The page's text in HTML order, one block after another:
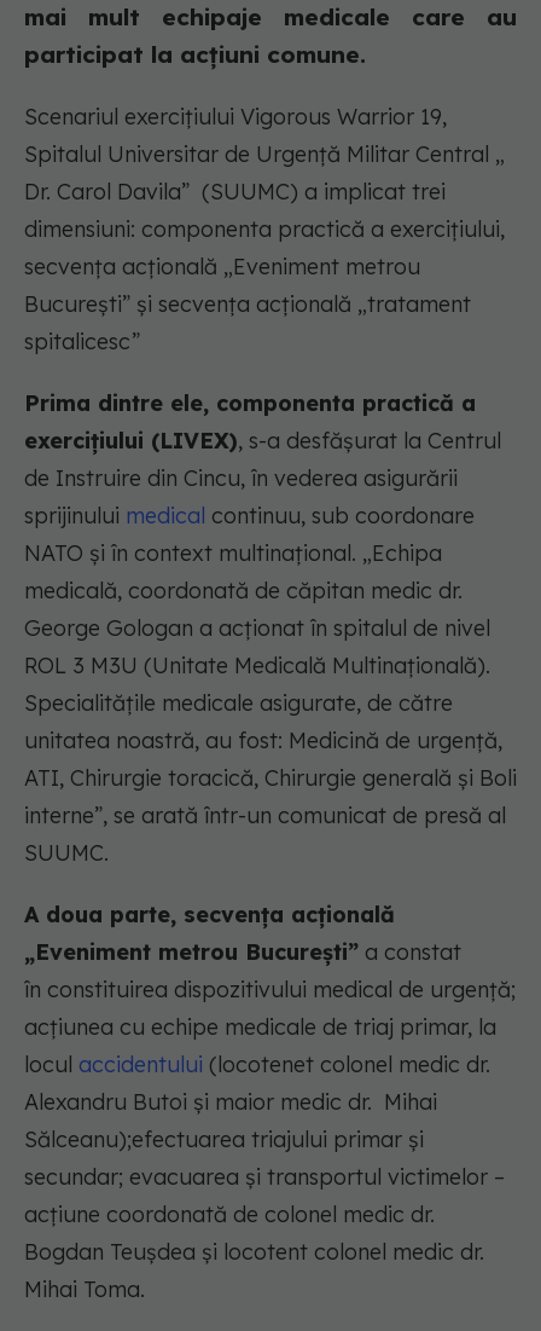
mai mult echipaje medicale care au
participat la acțiuni comune.
Scenariul exerciţiului Vigorous Warrior 19,
Spitalul Universitar de Urgenţă Militar Central „
Dr. Carol Davila” (SUUMC) a implicat trei
dimensiuni: componenta practică a exerciţiului,
secvența acțională „Eveniment metrou
București” și secvența acțională „tratament
spitalicesc”
Prima dintre ele, componenta practică a
exerciţiului (LIVEX), s-a desfăşurat la Centrul
de Instruire din Cincu, în vederea asigurării
sprijinului medical continuu, sub coordonare
NATO şi în context multinaţional. „Echipa
medicală, coordonată de căpitan medic dr.
George Gologan a acţionat în spitalul de nivel
ROL 3 M3U (Unitate Medicală Multinaţională).
Specialităţile medicale asigurate, de către
unitatea noastră, au fost: Medicină de urgenţă,
ATI, Chirurgie toracică, Chirurgie generală şi Boli
interne”, se arată într-un comunicat de presă al
SUUMC.
A doua parte, secvenţa acţională
„Eveniment metrou București” a constat
în constituirea dispozitivului medical de urgenţă;
acţiunea cu echipe medicale de triaj primar, la
locul accidentului (locotenet colonel medic dr.
Alexandru Butoi şi maior medic dr. Mihai
Sălceanu);efectuarea triajului primar şi
secundar; evacuarea şi transportul victimelor –
acţiune coordonată de colonel medic dr.
Bogdan Teuşdea şi locotent colonel medic dr.
Mihai Toma.